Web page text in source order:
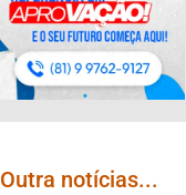
Outra notícias...